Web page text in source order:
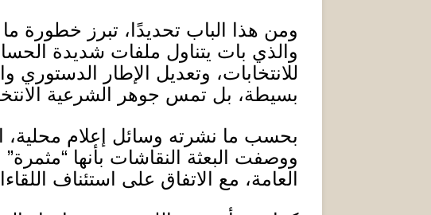
ومن هذا الباب تحديدًا، تبرز خطورة
والذي بات يتناول ملفات شديدة
للانتخابات، وتعديل الإطار الدستوري
بسيطة، بل تمس جوهر الشرعية
بحسب ما نشرته وسائل إعلام محلية،
ووصفت البعثة النقاشات بأنها “مثمرة”
العامة، مع الاتفاق على استئناف